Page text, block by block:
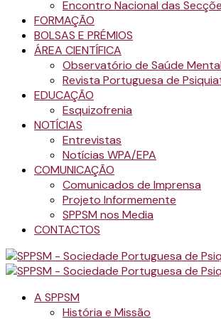
Encontro Nacional das
FORMAÇÃO
BOLSAS E PRÉMIOS
ÁREA CIENTÍFICA
Observatório de Saúde Mental
Revista Portuguesa de
EDUCAÇÃO
Esquizofrenia
NOTÍCIAS
Entrevistas
Notícias WPA/EPA
COMUNICAÇÃO
Comunicados de Imprensa
Projeto Informemente
SPPSM nos Media
CONTACTOS
A SPPSM
História e Missão